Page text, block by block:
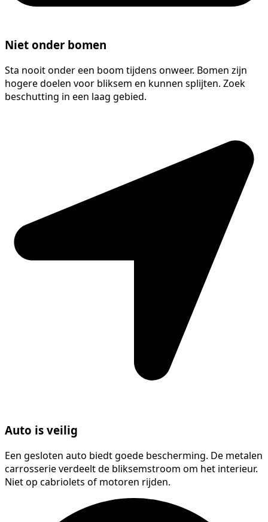
Niet onder bomen
Sta nooit onder een boom tijdens onweer. Bomen zijn
hogere doelen voor bliksem en kunnen splijten. Zoek
beschutting in een laag gebied.
Auto is veilig
Een gesloten auto biedt goede bescherming. De metalen
carrosserie verdeelt de bliksemstroom om het interieur.
Niet op cabriolets of motoren rijden.